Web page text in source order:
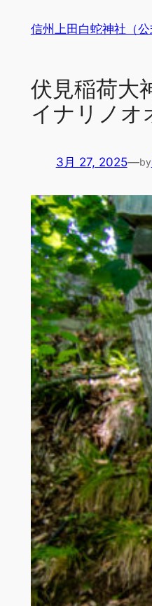
信州上田白蛇神社（公
伏見稲荷大
イナリノオ
3月 27, 2025—by